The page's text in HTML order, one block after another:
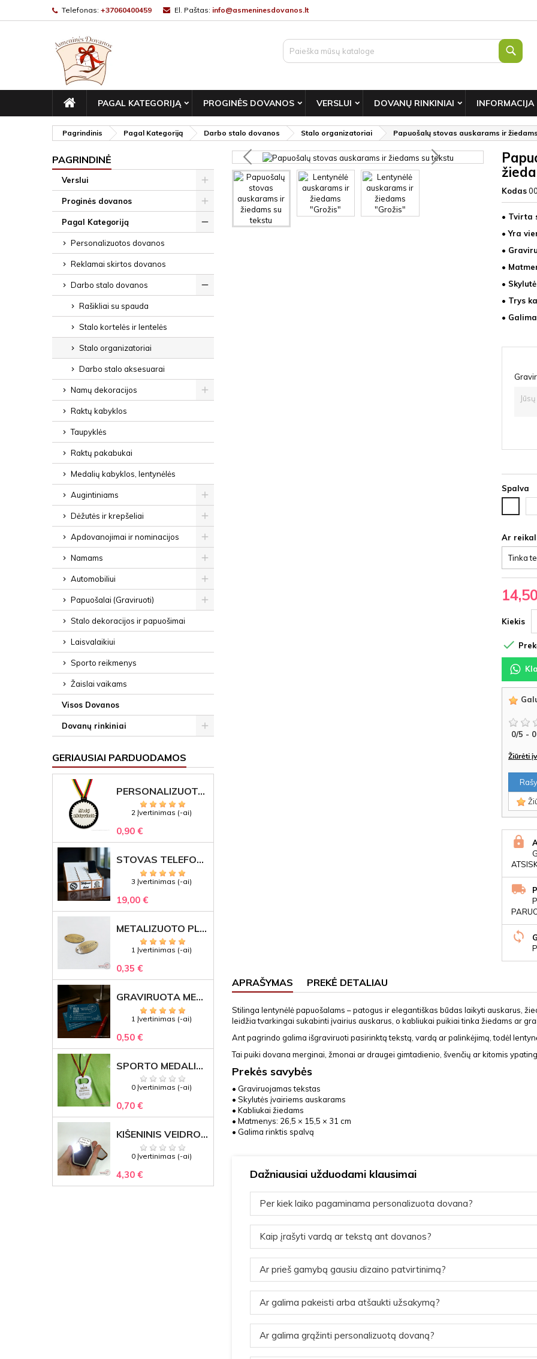
Telefonas: +37060400459 El. Paštas: info@asmeninesdovanos.lt
PAGRINDINIS
PAGAL KATEGORIJĄ PROGINĖS DOVANOS VERSLUI DOVANŲ RINKINIAI INFORMACIJA
Pagrindinis Pagal Kategoriją Darbo stalo dovanos Stalo organizatoriai Papuošalų stovas auskarams ir
PAGRINDINĖ
Verslui
Proginės dovanos
Pagal Kategoriją
Personalizuotos dovanos
Reklamai skirtos dovanos
Darbo stalo dovanos
Rašikliai su spauda
Stalo kortelės ir lentelės
Stalo organizatoriai
Darbo stalo aksesuarai
Namų dekoracijos
Raktų kabyklos
Taupyklės
Raktų pakabukai
Medalių kabyklos, lentynėlės
Augintiniams
Dėžutės ir krepšeliai
Apdovanojimai ir nominacijos
Namams
Automobiliui
Papuošalai (Graviruoti)
Stalo dekoracijos ir papuošimai
Laisvalaikiui
Sporto reikmenys
Žaislai vaikams
Visos Dovanos
Dovanų rinkiniai
GERIAUSIAI PARDUODAMOS
PERSONALIZUOTAS MEDALIS "1" SU GRAVIRUOTU TEKSTU
2 Įvertinimas (-ai)
0,90 €
STOVAS TELEFONAMS KLASEI (27 VIETOS) – GRAVIRUOJAMAS ORGANIZATORIUS
3 Įvertinimas (-ai)
19,00 €
METALIZUOTO PLASTIKO ETIKETĖS SU GRAVIRUOTU TEKSTU -LOGOTIPU
1 Įvertinimas (-ai)
0,35 €
GRAVIRUOTA METALINĖ VIZITINĖ KORTELĖ SU LOGOTIPU – REPREZENTACINĖ VERSLO DOVANA
1 Įvertinimas (-ai)
0,50 €
SPORTO MEDALIS "STIPRUOLIS" SU GRAVIRUOTU TEKSTU
0 Įvertinimas (-ai)
0,70 €
KIŠENINIS VEIDRODĖLIS
0 Įvertinimas (-ai)
4,30 €
Kodas
• Tvirta
• Yra
•
•
•
• Trys
•
Spalva
HDF
Ar
Kiekis

0/5 - 0
Žiūrėti
APRAŠYMAS PREKĖ DETALIAU
Stilinga lentynėlė papuošalams – patogus ir elegantiškas būdas laikyti auskarus,
leidžia tvarkingai sukabinti įvairius auskarus, o kabliukai puikiai tinka žiedams ar
Ant pagrindo galima išgraviruoti pasirinktą tekstą, vardą ar palinkėjimą, todėl
Tai puiki dovana merginai, žmonai ar draugei gimtadienio, švenčių ar kitomis
Prekės savybės
• Graviruojamas tekstas
• Skylutės įvairiems auskarams
• Kabliukai žiedams
• Matmenys: 26,5 × 15,5 × 31 cm
• Galima rinktis spalvą
Dažniausiai užduodami klausimai
Per kiek laiko pagaminama personalizuota dovana?
Kaip įrašyti vardą ar tekstą ant dovanos?
Ar prieš gamybą gausiu dizaino patvirtinimą?
Ar galima pakeisti arba atšaukti užsakymą?
Ar galima grąžinti personalizuotą dovaną?